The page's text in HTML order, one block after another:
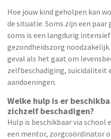
Hoe jouw kind geholpen kan
de situatie. Soms zijn een paar
soms is een langdurig
gezondheidszorg
geval als het gaat om
zelfbeschadiging, suïcidaliteit
aandoeningen.
Welke hulp is er
zichzelf beschadigen?
Hulp is beschikbaar via school
een mentor, zorgcoördinator